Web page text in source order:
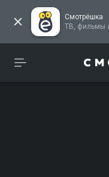
Смотрёшка